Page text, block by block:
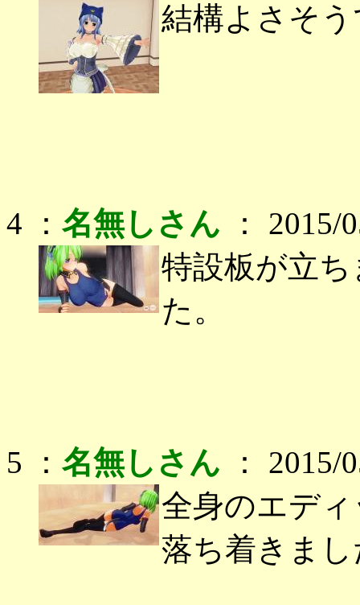
結構よさそ
4 ： 名無しさん ： 2015/
特設板が立
た。
5 ： 名無しさん ： 2015/
全身のエデ
落ち着きま